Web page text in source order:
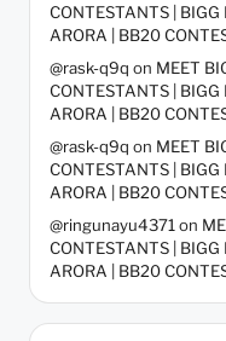
CONTESTANTS |
ARORA | BB20
@rask-q9q on MEET
CONTESTANTS |
ARORA | BB20
@rask-q9q on MEET
CONTESTANTS |
ARORA | BB20
@ringunayu4371 on
CONTESTANTS |
ARORA | BB20